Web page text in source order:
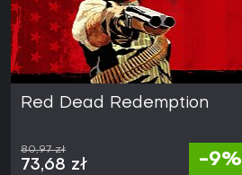
Red Dead Redemption
80,97 zł
73,68 zł -9%